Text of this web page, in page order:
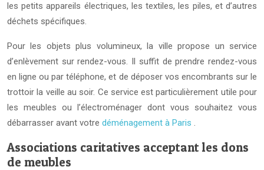
les petits appareils électriques, les textiles, les piles, et d’autres
déchets spécifiques.
Pour les objets plus volumineux, la ville propose un service
d’enlèvement sur rendez-vous. Il suffit de prendre rendez-vous
en ligne ou par téléphone, et de déposer vos encombrants sur le
trottoir la veille au soir. Ce service est particulièrement utile pour
les meubles ou l’électroménager dont vous souhaitez vous
débarrasser avant votre déménagement à Paris .
Associations caritatives acceptant les dons
de meubles